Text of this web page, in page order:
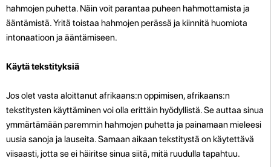
hahmojen puhetta. Näin voit parantaa puheen hahmottamista ja
ääntämistä. Yritä toistaa hahmojen perässä ja kiinnitä huomiota
intonaatioon ja ääntämiseen.
Käytä tekstityksiä
Jos olet vasta aloittanut afrikaans:n oppimisen, afrikaans:n
tekstitysten käyttäminen voi olla erittäin hyödyllistä. Se auttaa sinua
ymmärtämään paremmin hahmojen puhetta ja painamaan mieleesi
uusia sanoja ja lauseita. Samaan aikaan tekstitystä on käytettävä
viisaasti, jotta se ei häiritse sinua siitä, mitä ruudulla tapahtuu.